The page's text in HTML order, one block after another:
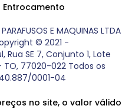
Entrocamento
E MAQUINAS LTDA
© 2021 -
SE 7, Conjunto 1, Lote
TO, 77020-022 Todos os
0001-04
no site, o valor válido